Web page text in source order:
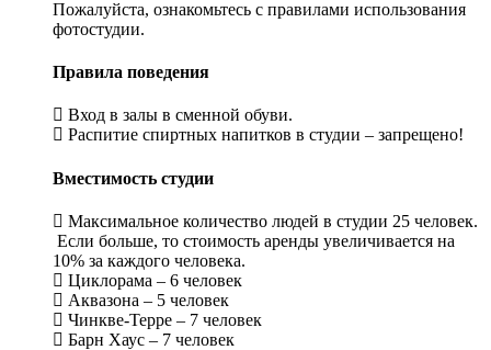
Пожалуйста, ознакомьтесь с правилами использования
фотостудии.
Правила поведения
Вход в залы в сменной обуви.
Распитие спиртных напитков в студии – запрещено!
Вместимость студии
Максимальное количество людей в студии 25 человек.
Если больше, то стоимость аренды увеличивается на
10% за каждого человека.
Циклорама – 6 человек
Аквазона – 5 человек
Чинкве-Терре – 7 человек
Барн Хаус – 7 человек